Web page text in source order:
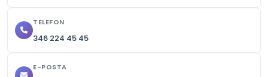
Avlu ve revaklarda koşulmamalı, kalabalık
ziyaretlerde dağılmadan hareket edilmesine
TELEFON
346 224 45 45
E-POSTA